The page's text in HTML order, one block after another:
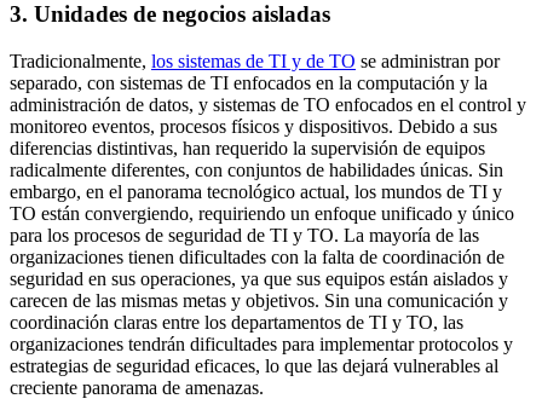
3. Unidades de negocios aisladas
Tradicionalmente, los sistemas de TI y de TO se administran por
separado, con sistemas de TI enfocados en la computación y la
administración de datos, y sistemas de TO enfocados en el control y
monitoreo eventos, procesos físicos y dispositivos. Debido a sus
diferencias distintivas, han requerido la supervisión de equipos
radicalmente diferentes, con conjuntos de habilidades únicas. Sin
embargo, en el panorama tecnológico actual, los mundos de TI y
TO están convergiendo, requiriendo un enfoque unificado y único
para los procesos de seguridad de TI y TO. La mayoría de las
organizaciones tienen dificultades con la falta de coordinación de
seguridad en sus operaciones, ya que sus equipos están aislados y
carecen de las mismas metas y objetivos. Sin una comunicación y
coordinación claras entre los departamentos de TI y TO, las
organizaciones tendrán dificultades para implementar protocolos y
estrategias de seguridad eficaces, lo que las dejará vulnerables al
creciente panorama de amenazas.